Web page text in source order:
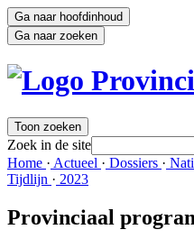
Ga naar hoofdinhoud
Ga naar zoeken
Toon zoeken
Zoek in de site
Home · Actueel · Dossiers ·
Tijdlijn · 2023
Provinciaal